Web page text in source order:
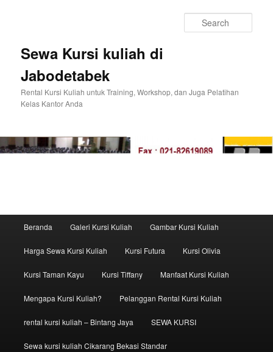
Sewa Kursi kuliah di
Jabodetabek
Rental Kursi Kuliah untuk Training, Workshop, dan Juga Pelatihan
Kelas Kantor Anda
Skip to primary content
Skip to secondary content
Beranda Galeri Kursi Kuliah Gambar Kursi Kuliah
Harga Sewa Kursi Kuliah Kursi Futura Kursi Olivia
Kursi Taman Kayu Kursi Tiffany Manfaat Kursi Kuliah
Mengapa Kursi Kuliah? Pelanggan Rental Kursi Kuliah
rental kursi kuliah – Bintang Jaya SEWA KURSI
Sewa kursi kuliah Cikarang Bekasi Standar